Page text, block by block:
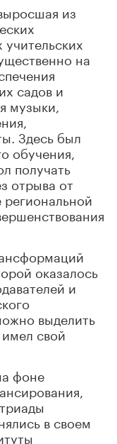
из
на
садов и
музыки,
Здесь был
обучения,
получать
отрыва от
оказалось
и
выделить
свой
фоне
в своем